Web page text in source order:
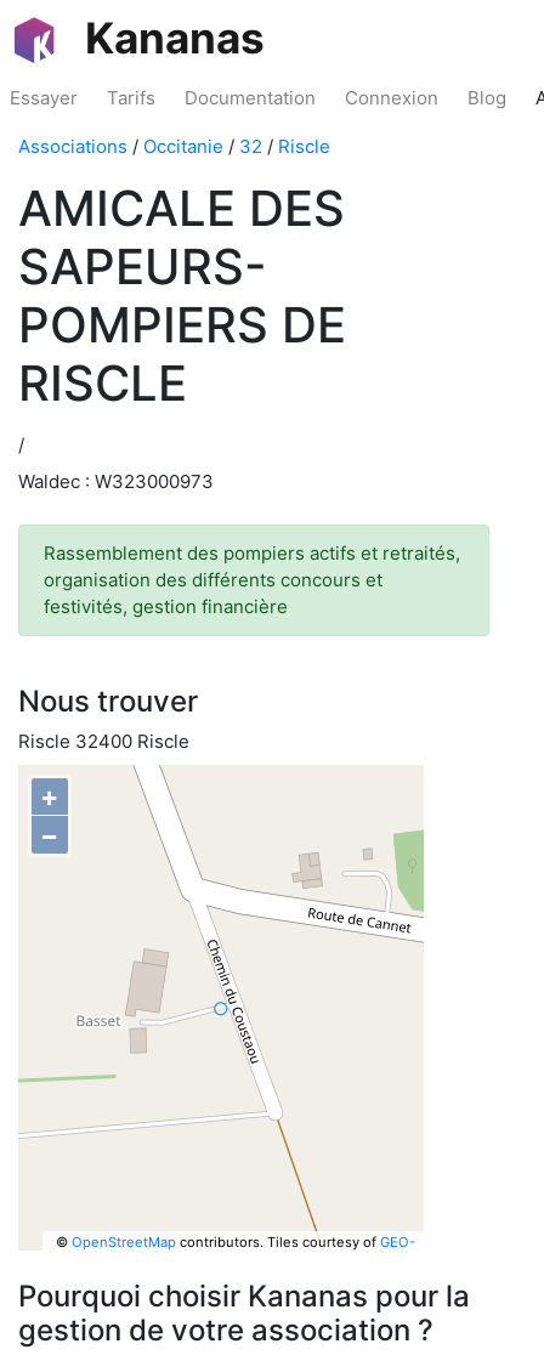
Kananas
Essayer Tarifs Documentation Connexion Blog
Associations / Occitanie / 32 / Riscle
AMICALE DES
SAPEURS-
POMPIERS DE
RISCLE
/
Waldec : W323000973
Rassemblement des pompiers actifs et retraités,
organisation des différents concours et
festivités, gestion financière
Nous trouver
Riscle 32400 Riscle
+
−
© OpenStreetMapcontributors. Tiles courtesy of GEO-
Pourquoi choisir Kananas pour la
gestion de votre association ?